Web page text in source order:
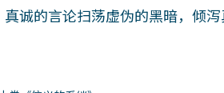
诚的言论扫荡虚伪的黑暗，倾